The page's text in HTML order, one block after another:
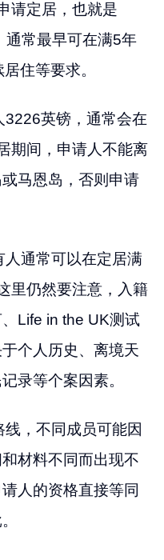
请定居，也就是
通常最早可在满5年
住等要求。
英镑，通常会在
期间，申请人不能离
马恩岛，否则申请
通常可以在定居满
里仍然要注意，入籍
Life in the UK测试
个人历史、离境天
录等个案因素。
，不同成员可能因
材料不同而出现不
人的资格直接等同